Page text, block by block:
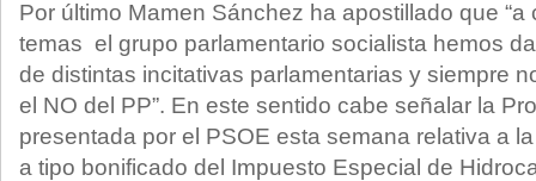
Por último Mamen Sánchez ha apostillado que
temas el grupo parlamentario socialista hemos
de distintas incitativas parlamentarias y siempre
el NO del PP”. En este sentido cabe señalar la
presentada por el PSOE esta semana relativa a
a tipo bonificado del Impuesto Especial de